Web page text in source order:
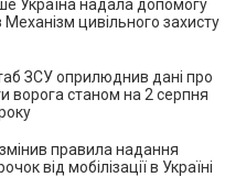
Україна надала допомогу
Механізм цивільного захисту
ЗСУ оприлюднив дані про
ворога станом на 2 серпня
правила надання
від мобілізації в Україні